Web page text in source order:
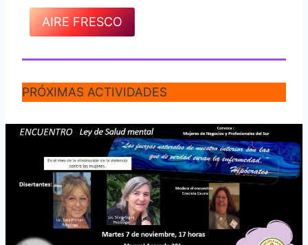
AIRE FRESCO
PRÓXIMAS ACTIVIDADES